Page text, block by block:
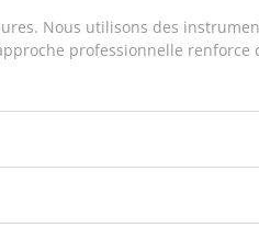
Nous utilisons des
professionnelle renforce